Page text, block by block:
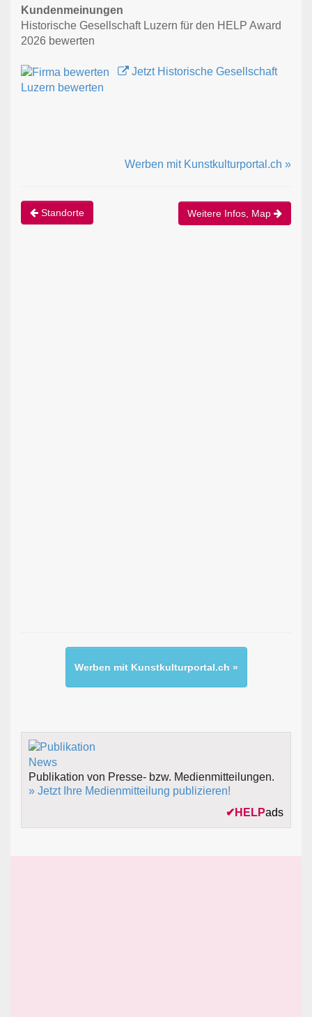
Kundenmeinungen
Historische Gesellschaft Luzern für den HELP Award
2026 bewerten
Jetzt Historische Gesellschaft
Luzern bewerten
Werben mit Kunstkulturportal.ch »
Standorte Weitere Infos, Map
Werben mit Kunstkulturportal.ch »
Publikation von Presse- bzw. Medienmitteilungen.
» Jetzt Ihre Medienmitteilung publizieren!
✔ HELPads